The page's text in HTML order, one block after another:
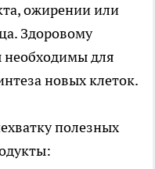
ожирении или
Здоровому
необходимы для
новых клеток.
полезных